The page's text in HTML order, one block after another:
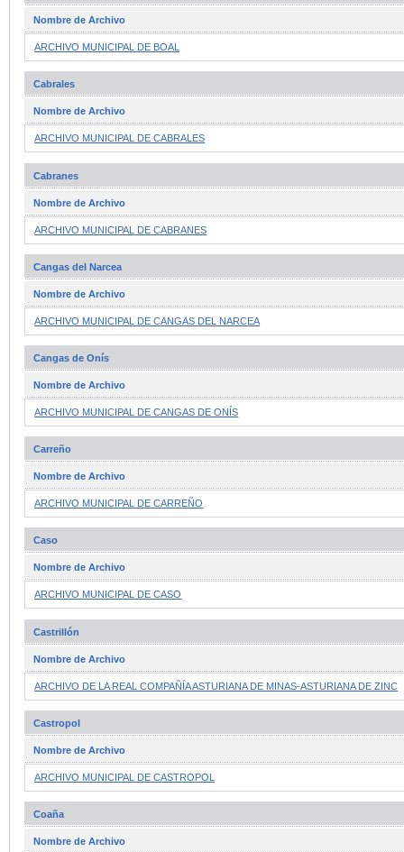
Nombre de Archivo
ARCHIVO MUNICIPAL DE BOAL
Cabrales
Nombre de Archivo
ARCHIVO MUNICIPAL DE CABRALES
Cabranes
Nombre de Archivo
ARCHIVO MUNICIPAL DE CABRANES
Cangas del Narcea
Nombre de Archivo
ARCHIVO MUNICIPAL DE CANGAS DEL NARCEA
Cangas de Onís
Nombre de Archivo
ARCHIVO MUNICIPAL DE CANGAS DE ONÍS
Carreño
Nombre de Archivo
ARCHIVO MUNICIPAL DE CARREÑO
Caso
Nombre de Archivo
ARCHIVO MUNICIPAL DE CASO
Castrillón
Nombre de Archivo
ARCHIVO DE LA REAL COMPAÑÍA ASTURIANA DE MINAS-ASTURIANA DE ZINC
Castropol
Nombre de Archivo
ARCHIVO MUNICIPAL DE CASTROPOL
Coaña
Nombre de Archivo